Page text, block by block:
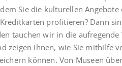
Sie die kulturellen
profitieren? Dann
tauchen wir in die
zeigen Ihnen, wie Sie mithilfe
können. Von Museen